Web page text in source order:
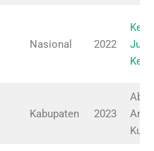
Nasional 2022
Kabupaten 2023